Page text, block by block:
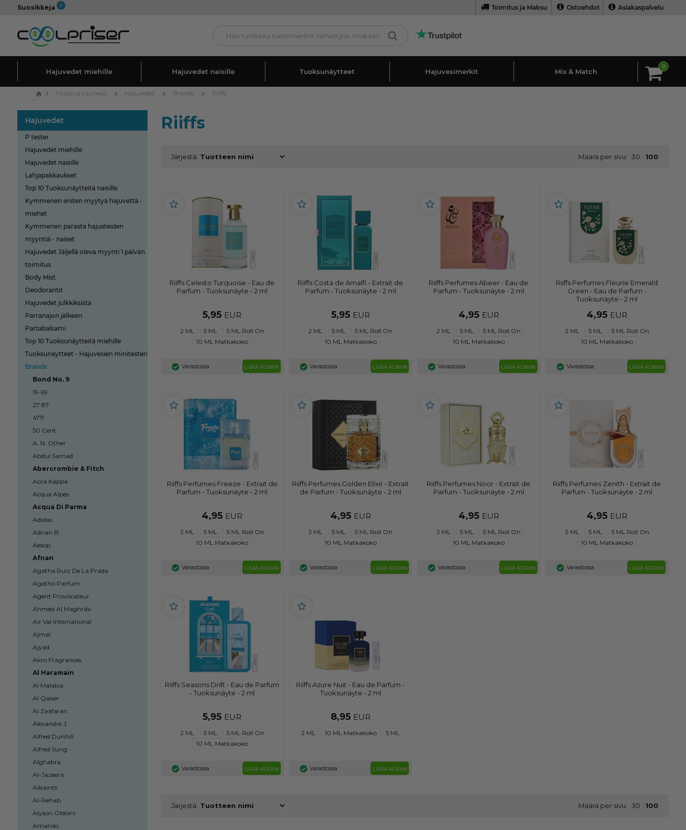
Suosikkeja 0 Toimitus ja Maksu Ostoehdot Asiakaspalvelu
Hajuvedet miehille Hajuvedet naisille Tuoksunäytteet Hajuvesimerkit Mix & Match
0
Muoti ja kauneus Hajuvedet Brands Riiffs
Hajuvedet
P tester
Hajuvedet miehille
Hajuvedet naisille
Lahjapakkaukset
Top 10 Tuoksunäytteitä naisille
Kymmenen eniten myytyä hajuvettä -
miehet
Kymmenen parasta hajusteiden
myyntiä - naiset
Hajuvedet Jäljellä oleva myynti 1 päivän
toimitus
Body Mist
Deodorantit
Hajuvedet julkkiksista
Parranajon jälkeen
Partabalsami
Top 10 Tuoksunäytteitä miehille
Tuoksunäytteet - Hajuvesien minitesteri
Brands
Bond No. 9
19-69
27 87
4711
50 Cent
A. N. Other
Abdul Samad
Abercrombie & Fitch
Acca Kappa
Acqua Alpes
Acqua Di Parma
Adidas
Adnan B.
Aesop
Afnan
Agatha Ruiz De La Prada
Agatho Parfum
Agent Provocateur
Ahmed Al Maghribi
Air Val International
Ajmal
Ajyad
Akro Fragrances
Al Haramain
Al Malakia
Al Qaiser
Al Zaafaran
Alexandre J
Alfred Dunhill
Alfred Sung
Alghabra
Al-Jazeera
Allsaints
Al-Rehab
Alyson Oldoini
Amando
Riiffs
Järjestä: Määrä per sivu: 30 100
Riiffs Celesto Turquoise - Eau de
Parfum - Tuoksunäyte - 2 ml
5,95 EUR
2 ML 5 ML
5 ML Roll On
10 ML Matkakoko
Varastossa LISÄÄ KORIIN
Riiffs Costa de Amalfi - Extrait de
Parfum - Tuoksunäyte - 2 ml
5,95 EUR
2 ML 5 ML
5 ML Roll On
10 ML Matkakoko
Varastossa LISÄÄ KORIIN
Riiffs Perfumes Abeer - Eau de
Parfum - Tuoksunäyte - 2 ml
4,95 EUR
2 ML 5 ML
5 ML Roll On
10 ML Matkakoko
Varastossa LISÄÄ KORIIN
Riiffs Perfumes Fleurie Emerald
Green - Eau de Parfum -
Tuoksunäyte - 2 ml
4,95 EUR
2 ML 5 ML
5 ML Roll On
10 ML Matkakoko
Varastossa LISÄÄ KORIIN
Riiffs Perfumes Freeze - Extrait de
Parfum - Tuoksunäyte - 2 ml
4,95 EUR
2 ML 5 ML
5 ML Roll On
10 ML Matkakoko
Varastossa LISÄÄ KORIIN
Riiffs Perfumes Golden Elixir - Extrait
de Parfum - Tuoksunäyte - 2 ml
4,95 EUR
2 ML 5 ML
5 ML Roll On
10 ML Matkakoko
Varastossa LISÄÄ KORIIN
Riiffs Perfumes Noor - Extrait de
Parfum - Tuoksunäyte - 2 ml
4,95 EUR
2 ML 5 ML
5 ML Roll On
10 ML Matkakoko
Varastossa LISÄÄ KORIIN
Riiffs Perfumes Zenith - Extrait de
Parfum - Tuoksunäyte - 2 ml
4,95 EUR
2 ML 5 ML
5 ML Roll On
10 ML Matkakoko
Varastossa LISÄÄ KORIIN
Riiffs Seasons Drift - Eau de Parfum
- Tuoksunäyte - 2 ml
5,95 EUR
2 ML 5 ML
5 ML Roll On
10 ML Matkakoko
Varastossa LISÄÄ KORIIN
Riiffs Azure Nuit - Eau de Parfum -
Tuoksunäyte - 2 ml
8,95 EUR
2 ML 10 ML Matkakoko 5 ML
Varastossa LISÄÄ KORIIN
Järjestä: Määrä per sivu: 30 100